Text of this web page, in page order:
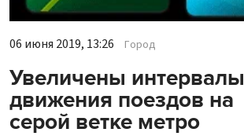
06 июня 2019, 13:26 Город
Увеличены интервалы
движения поездов на
серой ветке метро